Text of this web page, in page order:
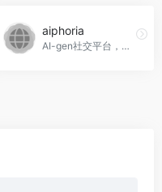
aiphoria
AI-gen社交平台，一起创造和分享AI内容，aiphoria官网入口网址